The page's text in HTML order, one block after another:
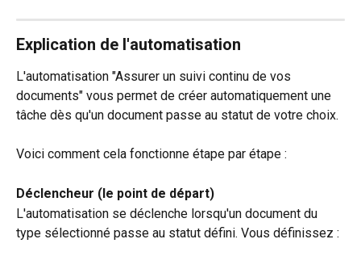
Explication de l'automatisation
L'automatisation "Assurer un suivi continu de vos
documents" vous permet de créer automatiquement une
tâche dès qu'un document passe au statut de votre choix.
Voici comment cela fonctionne étape par étape :
Déclencheur (le point de départ)
L'automatisation se déclenche lorsqu'un document du
type sélectionné passe au statut défini. Vous définissez :